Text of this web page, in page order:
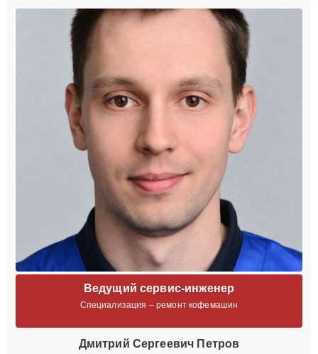
Ведущий сервис-инженер
Специализация – ремонт кофемашин
Дмитрий Сергеевич Петров